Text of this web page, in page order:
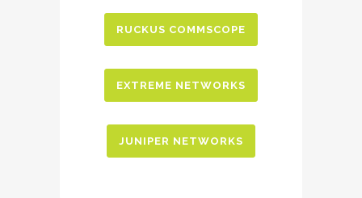
RUCKUS COMMSCOPE
EXTREME NETWORKS
JUNIPER NETWORKS